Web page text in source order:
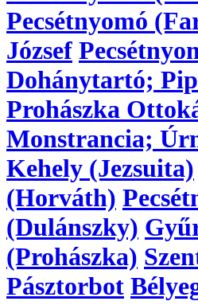
Pecsétnyomó
József
Dohánytartó;
Prohászka
Monstrancia;
Kehely (Jezsuita)
(Horváth)
(Dulánszky)
(Prohászka)
Pásztorbot